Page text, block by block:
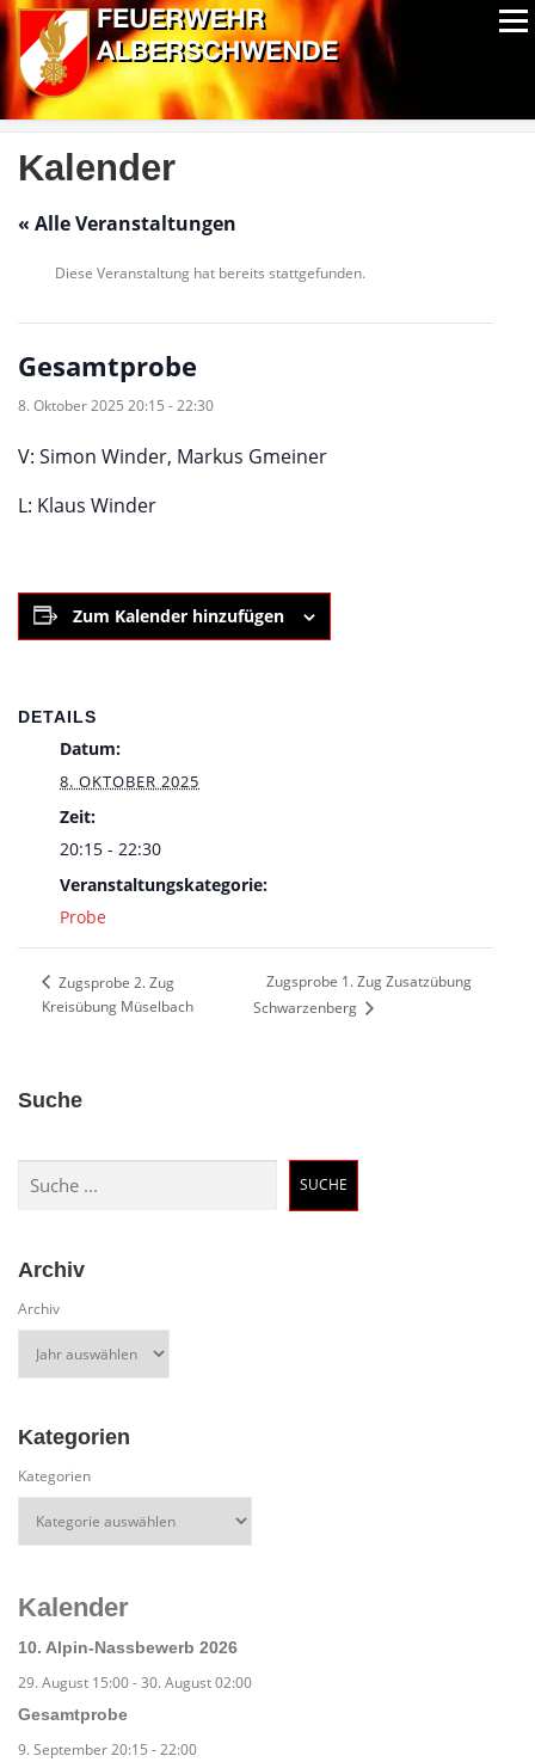
Zum
Inhalt
springen
Menü
ALPIN-NASSWETTBEWERB MITGLIEDER
Kalender
« Alle Veranstaltungen
Diese Veranstaltung hat bereits stattgefunden.
Gesamtprobe
8. Oktober 2025 20:15 -22:30
V: Simon Winder, Markus Gmeiner
L: Klaus Winder
Zum Kalender hinzufügen
DETAILS
Datum:
8. OKTOBER 2025
Zeit:
20:15 - 22:30
Veranstaltungskategorie:
Probe
Zugsprobe 2. Zug
Kreisübung Müselbach
Zugsprobe 1. Zug Zusatzübung
Schwarzenberg
Suche
SUCHE
Archiv
Archiv
Kategorien
Kategorien
Kalender
10. Alpin-Nassbewerb 2026
29. August 15:00-30. August 02:00
Gesamtprobe
9. September 20:15 -22:00